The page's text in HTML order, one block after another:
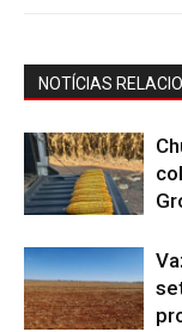
NOTÍCIAS